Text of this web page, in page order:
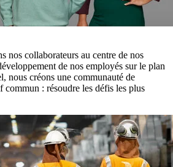
nos collaborateurs au centre de nos
de nos employés sur le plan
nous créons une communauté de
commun : résoudre les défis les plus